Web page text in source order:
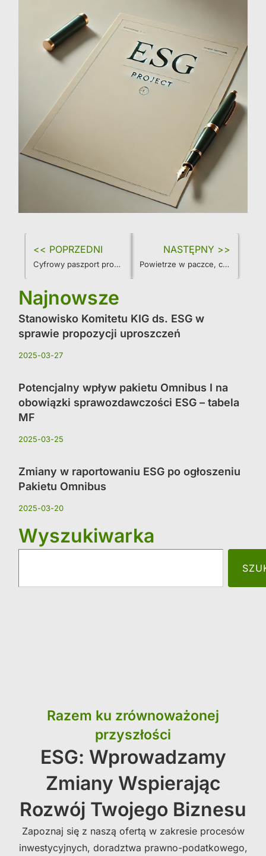
<< POPRZEDNI
Cyfrowy paszport produktu (DPP): nowe rozporządzenie Ecodesign zmienia zasady zrównoważonej produkcji w UE
NASTĘPNY >>
Powietrze w paczce, czyli jak firmy pudłują w ochronie środowiska. Czy nowe przepisy to zmienią?
Najnowsze
Stanowisko Komitetu KIG ds. ESG w
sprawie propozycji uproszczeń
2025-03-27
Potencjalny wpływ pakietu Omnibus I na
obowiązki sprawozdawczości ESG – tabela
MF
2025-03-25
Zmiany w raportowaniu ESG po ogłoszeniu
Pakietu Omnibus
2025-03-20
Wyszukiwarka
Razem ku zrównoważonej
przyszłości
ESG: Wprowadzamy
Zmiany Wspierając
Rozwój Twojego Biznesu
Zapoznaj się z naszą ofertą w zakresie procesów
inwestycyjnych, doradztwa prawno-podatkowego,